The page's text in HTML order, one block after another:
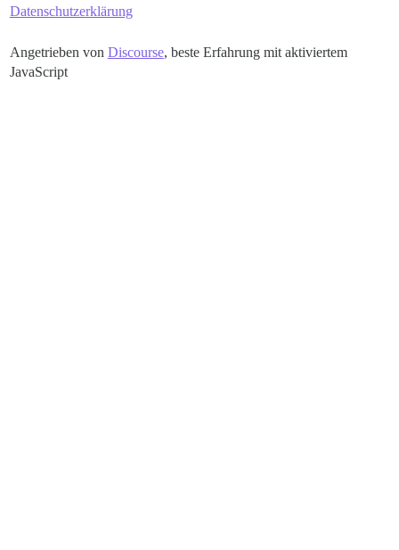
Datenschutzerklärung
Angetrieben von Discourse, beste Erfahrung mit aktiviertem
JavaScript